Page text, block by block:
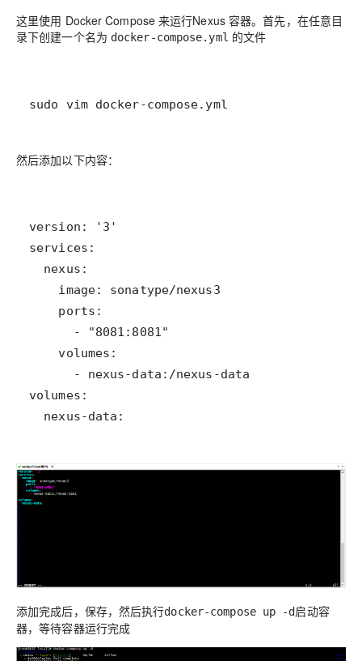
这里使用 Docker Compose 来运行Nexus 容器。首先，在任意目
录下创建一个名为 docker-compose.yml 的文件
sudo vim docker-compose.yml
然后添加以下内容：
  nexus-data:
添加完成后，保存，然后执行docker-compose up -d启动容
器，等待容器运行完成